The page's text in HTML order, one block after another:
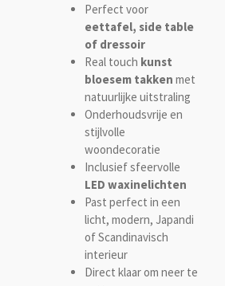
Perfect voor
eettafel, side table
of dressoir
Real touch kunst
bloesem takken met
natuurlijke uitstraling
Onderhoudsvrije en
stijlvolle
woondecoratie
Inclusief sfeervolle
LED waxinelichten
Past perfect in een
licht, modern, Japandi
of Scandinavisch
interieur
Direct klaar om neer te